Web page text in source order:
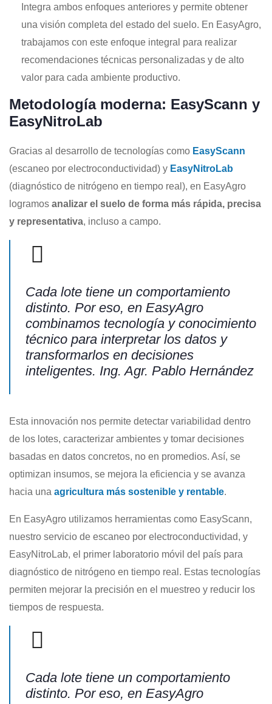
Integra ambos enfoques anteriores y permite obtener
una visión completa del estado del suelo. En EasyAgro,
trabajamos con este enfoque integral para realizar
recomendaciones técnicas personalizadas y de alto
valor para cada ambiente productivo.
Metodología moderna: EasyScann y
EasyNitroLab
Gracias al desarrollo de tecnologías como EasyScann
(escaneo por electroconductividad) y EasyNitroLab
(diagnóstico de nitrógeno en tiempo real), en EasyAgro
logramos analizar el suelo de forma más rápida, precisa
y representativa, incluso a campo.
Cada lote tiene un comportamiento
distinto. Por eso, en EasyAgro
combinamos tecnología y conocimiento
técnico para interpretar los datos y
transformarlos en decisiones
inteligentes. Ing. Agr. Pablo Hernández
Esta innovación nos permite detectar variabilidad dentro
de los lotes, caracterizar ambientes y tomar decisiones
basadas en datos concretos, no en promedios. Así, se
optimizan insumos, se mejora la eficiencia y se avanza
hacia una agricultura más sostenible y rentable.
En EasyAgro utilizamos herramientas como EasyScann,
nuestro servicio de escaneo por electroconductividad, y
EasyNitroLab, el primer laboratorio móvil del país para
diagnóstico de nitrógeno en tiempo real. Estas tecnologías
permiten mejorar la precisión en el muestreo y reducir los
tiempos de respuesta.
Cada lote tiene un comportamiento
distinto. Por eso, en EasyAgro